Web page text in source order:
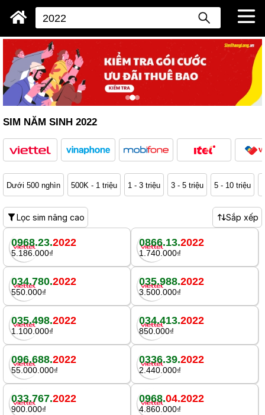
SIM NĂM SINH 2022
Dưới 500 nghìn 500K - 1 triệu 1 - 3 triệu 3 - 5 triệu 5 - 10 triệu
Lọc sim nâng cao Sắp xếp
0968.23.2022
5.186.000₫
0866.13.2022
1.740.000₫
034.780.2022
550.000₫
035.988.2022
3.500.000₫
035.498.2022
1.100.000₫
034.413.2022
850.000₫
096.688.2022
55.000.000₫
0336.39.2022
2.440.000₫
033.767.2022
900.000₫
0968.04.2022
4.860.000₫